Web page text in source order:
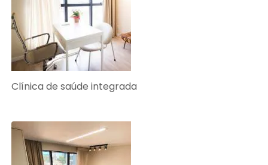
Clínica de saúde integrada